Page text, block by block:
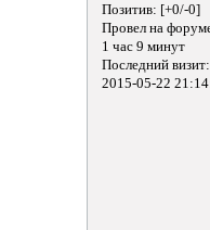
Позитив: [+0/-0]
Провел на
1 час 9 минут
Последний визит:
2015-05-22